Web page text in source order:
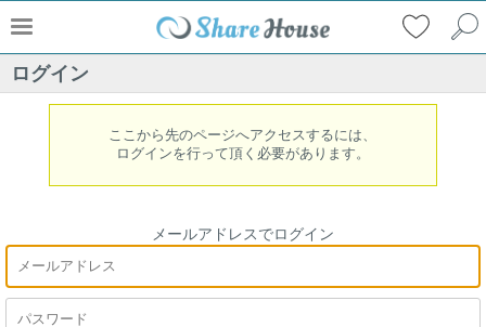
ログイン
ここから先のページへアクセスするには、
ログインを行って頂く必要があります。
メールアドレスでログイン